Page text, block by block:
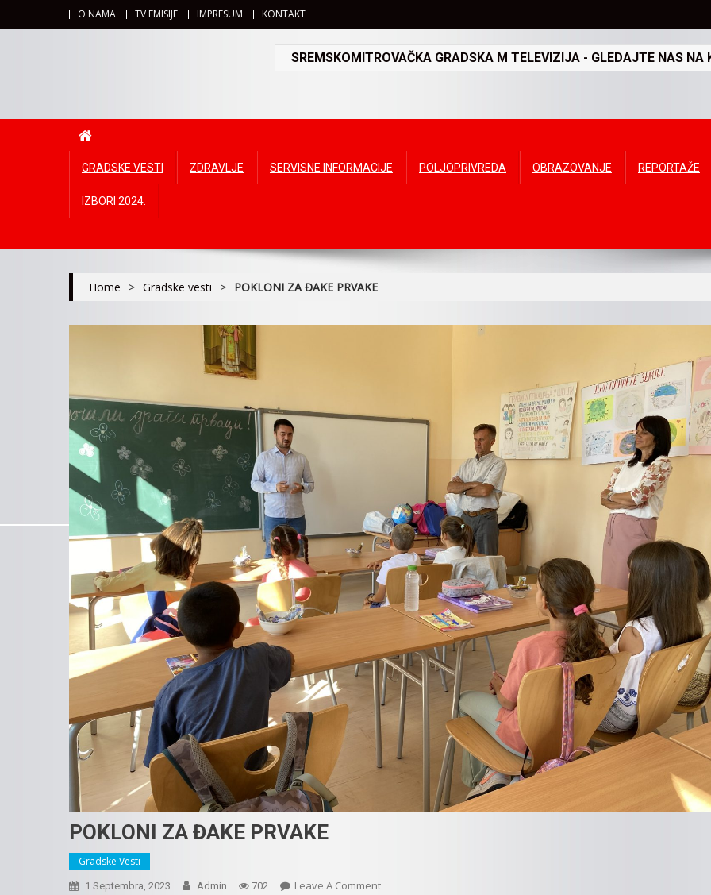
O NAMA TV EMISIJE IMPRESUM KONTAKT
SREMSKOMITROVAČKA GRADSKA M TELEVIZIJA - GLEDAJTE NAS
GRADSKE VESTI ZDRAVLJE SERVISNE INFORMACIJE POLJOPRIVREDA OBRAZOVANJE REPORTAŽE
IZBORI 2024.
Home > Gradske vesti > POKLONI ZA ĐAKE PRVAKE
POKLONI ZA ĐAKE PRVAKE
Gradske Vesti
1 Septembra, 2023 Admin 702 Leave A CommentOn